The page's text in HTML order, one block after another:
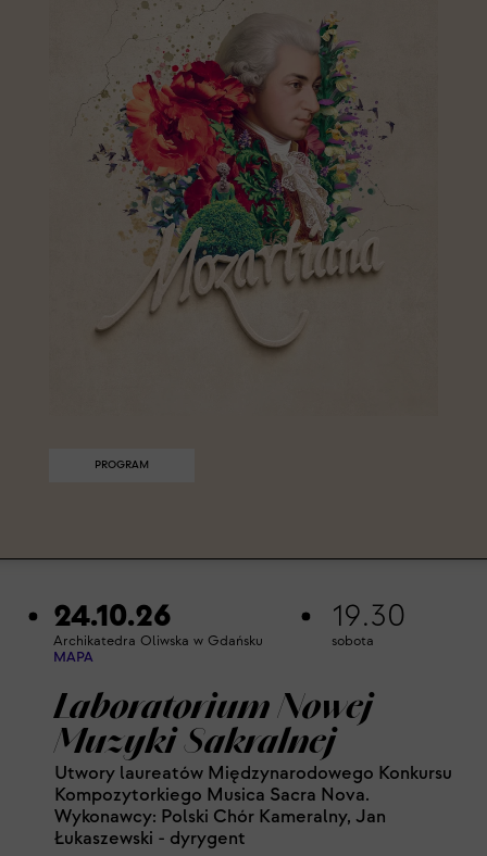
PROGRAM
24.10.26
Archikatedra Oliwska w Gdańsku
MAPA
19.30
sobota
Laboratorium Nowej
Muzyki Sakralnej
Utwory laureatów Międzynarodowego Konkursu
Kompozytorkiego Musica Sacra Nova.
Wykonawcy: Polski Chór Kameralny, Jan
Łukaszewski - dyrygent